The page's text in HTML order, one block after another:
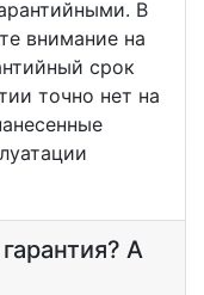
В
внимание на
срок
точно нет на
А